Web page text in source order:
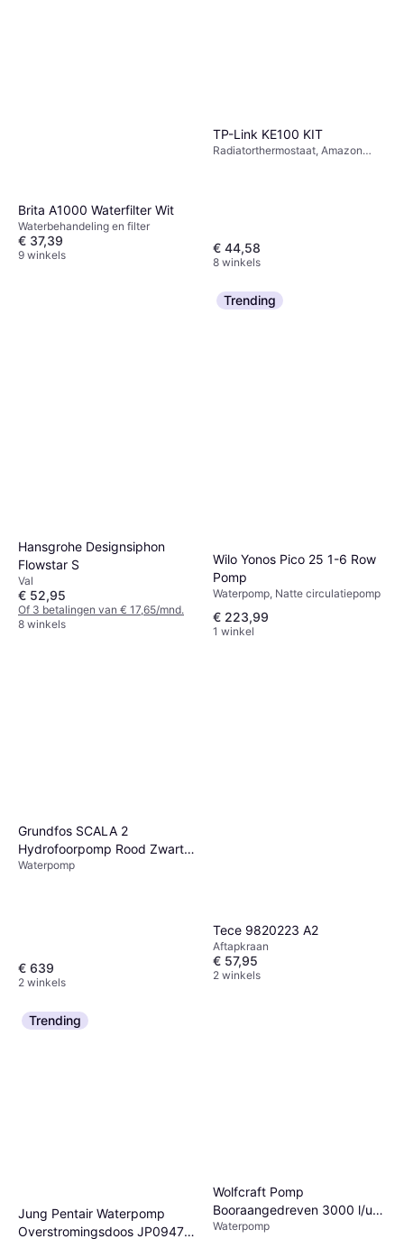
Brita A1000 Waterfilter Wit
Waterbehandeling en filter
€ 37,39
9 winkels
TP-Link KE100 KIT
Radiatorthermostaat, Amazon
€ 44,58
8 winkels
Hansgrohe Designsiphon
Flowstar S
Val
€ 52,95
Of 3 betalingen van € 17,65/mnd.
8 winkels
Trending
Wilo Yonos Pico 25 1-6 Row
Pomp
Waterpomp, Natte circulatiepomp
€ 223,99
1 winkel
Grundfos SCALA 2
Hydrofoorpomp Rood Zwart
RVS
Waterpomp
€ 639
2 winkels
Tece 9820223 A2
Aftapkraan
€ 57,95
2 winkels
Trending
Jung Pentair Waterpomp
Overstromingsdoos JP09479
Wolfcraft Pomp
Booraangedreven 3000 l/u
S=8 mm
Waterpomp